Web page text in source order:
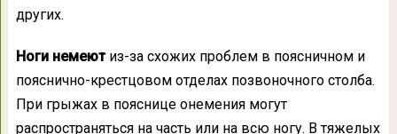
других.
Ноги немеютиз-за схожих проблем в поясничном и
пояснично-крестцовом отделах позвоночного столба.
При грыжах в пояснице онемения могут
распространяться на часть или на всю ногу. В тяжелых